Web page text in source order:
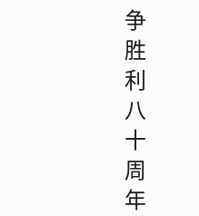
争
胜
利
八
十
周
年